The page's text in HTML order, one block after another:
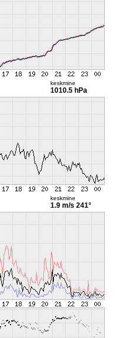
keskmine
1010.5 hPa
keskmine
1.9 m/s 241°